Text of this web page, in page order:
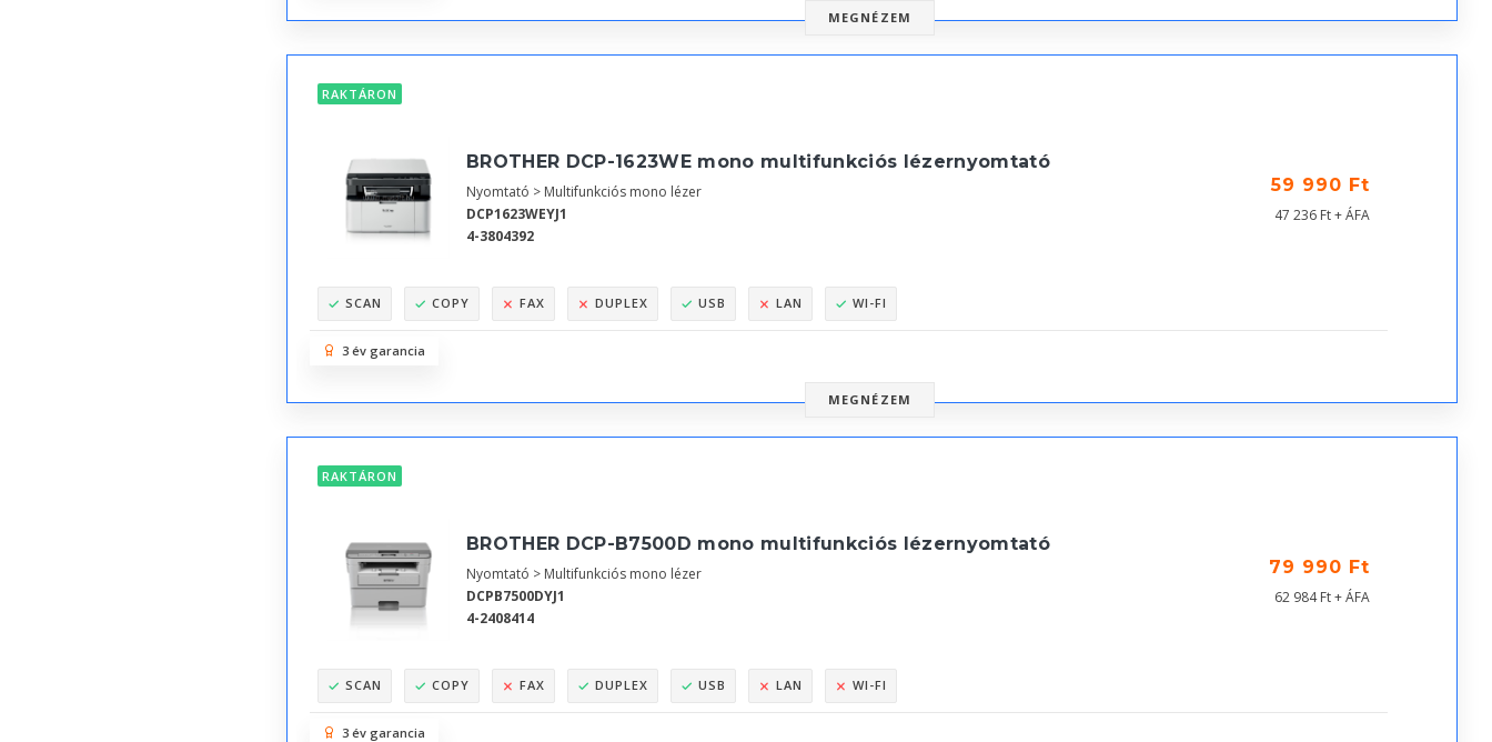
MEGNÉZEM
RAKTÁRON
BROTHER DCP-1623WE mono multifunkciós lézernyomtató
Nyomtató > Multifunkciós mono lézer
DCP1623WEYJ1
4-3804392
59 990 Ft
47 236 Ft + ÁFA
SCAN COPY FAX DUPLEX USB LAN WI-FI
3 év garancia
MEGNÉZEM
RAKTÁRON
BROTHER DCP-B7500D mono multifunkciós lézernyomtató
Nyomtató > Multifunkciós mono lézer
DCPB7500DYJ1
4-2408414
79 990 Ft
62 984 Ft + ÁFA
SCAN COPY FAX DUPLEX USB LAN WI-FI
3 év garancia